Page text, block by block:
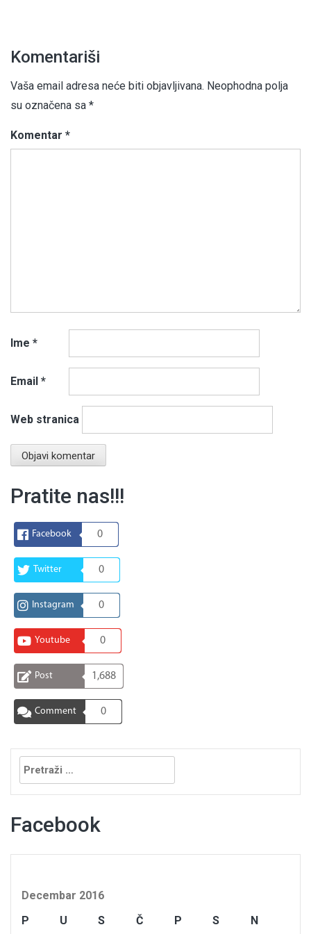
Komentariši
Vaša email adresa neće biti objavljivana. Neophodna polja
su označena sa *
Komentar *
Ime *
Email *
Web stranica
Pratite nas!!!
Facebook 0
Twitter 0
Instagram 0
Youtube 0
Post 1,688
Comment 0
Pretraga:
Facebook
Decembar 2016
P
U S Č P S
N